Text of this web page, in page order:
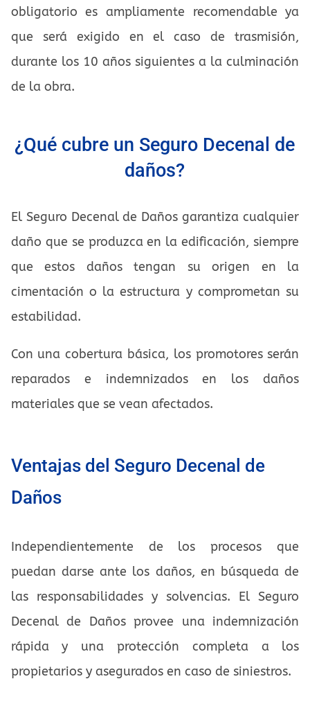
obligatorio es ampliamente recomendable ya
que será exigido en el caso de trasmisión,
durante los 10 años siguientes a la culminación
de la obra.
¿Qué cubre un Seguro Decenal de
daños?
El Seguro Decenal de Daños garantiza cualquier
daño que se produzca en la edificación, siempre
que estos daños tengan su origen en la
cimentación o la estructura y comprometan su
estabilidad.
Con una cobertura básica, los promotores serán
reparados e indemnizados en los daños
materiales que se vean afectados.
Ventajas del Seguro Decenal de
Daños
Independientemente de los procesos que
puedan darse ante los daños, en búsqueda de
las responsabilidades y solvencias. El Seguro
Decenal de Daños provee una indemnización
rápida y una protección completa a los
propietarios y asegurados en caso de siniestros.